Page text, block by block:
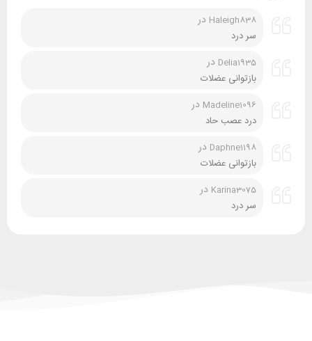
Haleigh838 در
سر درد
Delia1935 در
بازتوانی عضلات
Madeline1096 در
درد عصب حاد
Daphne1198 در
بازتوانی عضلات
Karina3075 در
سر درد